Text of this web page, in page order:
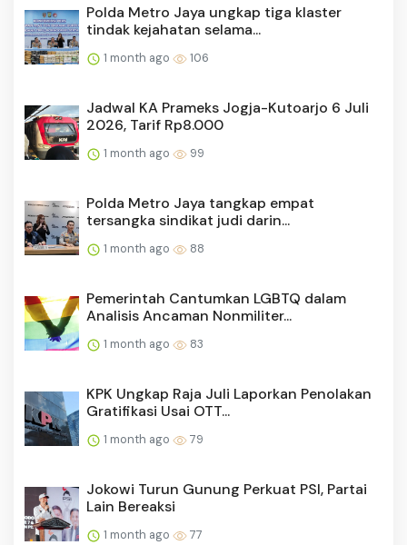
Polda Metro Jaya ungkap tiga klaster
tindak kejahatan selama...
1 month ago 106
Jadwal KA Prameks Jogja-Kutoarjo 6 Juli
2026, Tarif Rp8.000
1 month ago 99
Polda Metro Jaya tangkap empat
tersangka sindikat judi darin...
1 month ago 88
Pemerintah Cantumkan LGBTQ dalam
Analisis Ancaman Nonmiliter...
1 month ago 83
KPK Ungkap Raja Juli Laporkan Penolakan
Gratifikasi Usai OTT...
1 month ago 79
Jokowi Turun Gunung Perkuat PSI, Partai
Lain Bereaksi
1 month ago 77